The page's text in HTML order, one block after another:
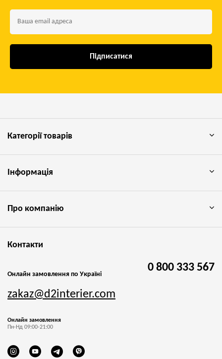
Підписатися
Категорії товарів
Інформація
Про компанію
Контакти
Онлайн замовлення по Україні
0 800 333 567
zakaz@d2interier.com
Онлайн замовлення
Пн-Нд 09:00-21:00